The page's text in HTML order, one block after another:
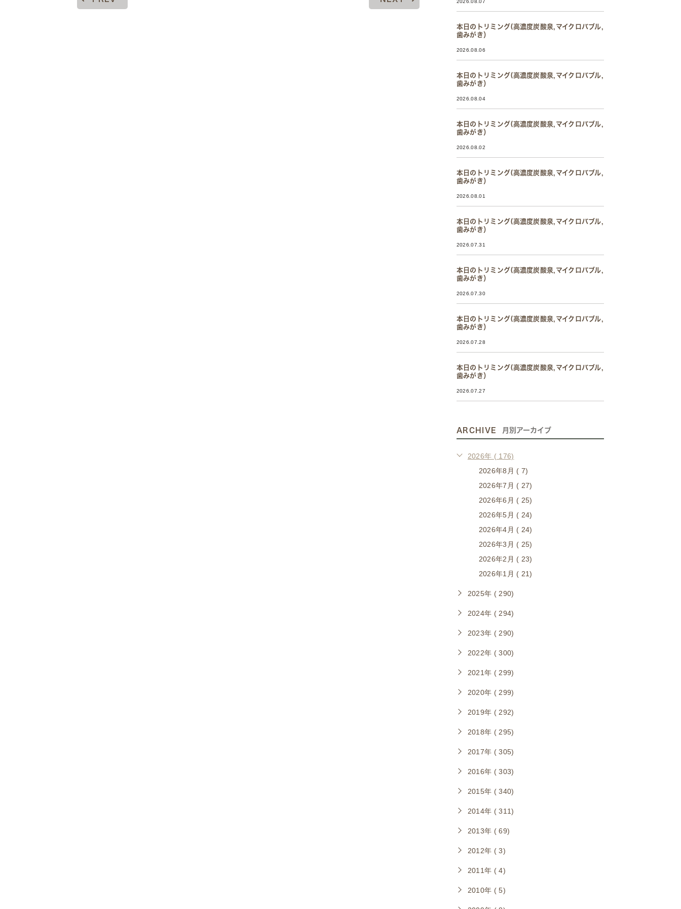
2026.08.07
本日のトリミング(高濃度炭酸泉,マイクロバブル,
歯みがき）
2026.08.06
本日のトリミング(高濃度炭酸泉,マイクロバブル,
歯みがき）
2026.08.04
本日のトリミング(高濃度炭酸泉,マイクロバブル,
歯みがき）
2026.08.02
本日のトリミング(高濃度炭酸泉,マイクロバブル,
歯みがき）
2026.08.01
本日のトリミング(高濃度炭酸泉,マイクロバブル,
歯みがき）
2026.07.31
本日のトリミング(高濃度炭酸泉,マイクロバブル,
歯みがき）
2026.07.30
本日のトリミング(高濃度炭酸泉,マイクロバブル,
歯みがき）
2026.07.28
本日のトリミング(高濃度炭酸泉,マイクロバブル,
歯みがき）
2026.07.27
ARCHIVE 月別アーカイブ
2026年 ( 176)
2026年8月 ( 7)
2026年7月 ( 27)
2026年6月 ( 25)
2026年5月 ( 24)
2026年4月 ( 24)
2026年3月 ( 25)
2026年2月 ( 23)
2026年1月 ( 21)
2025年 ( 290)
2024年 ( 294)
2023年 ( 290)
2022年 ( 300)
2021年 ( 299)
2020年 ( 299)
2019年 ( 292)
2018年 ( 295)
2017年 ( 305)
2016年 ( 303)
2015年 ( 340)
2014年 ( 311)
2013年 ( 69)
2012年 ( 3)
2011年 ( 4)
2010年 ( 5)